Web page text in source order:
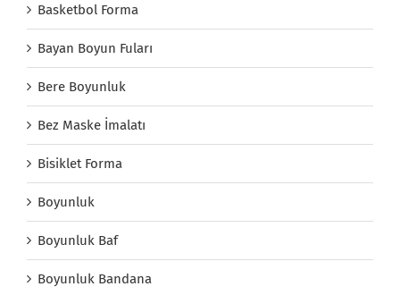
Basketbol Forma
Bayan Boyun Fuları
Bere Boyunluk
Bez Maske İmalatı
Bisiklet Forma
Boyunluk
Boyunluk Baf
Boyunluk Bandana